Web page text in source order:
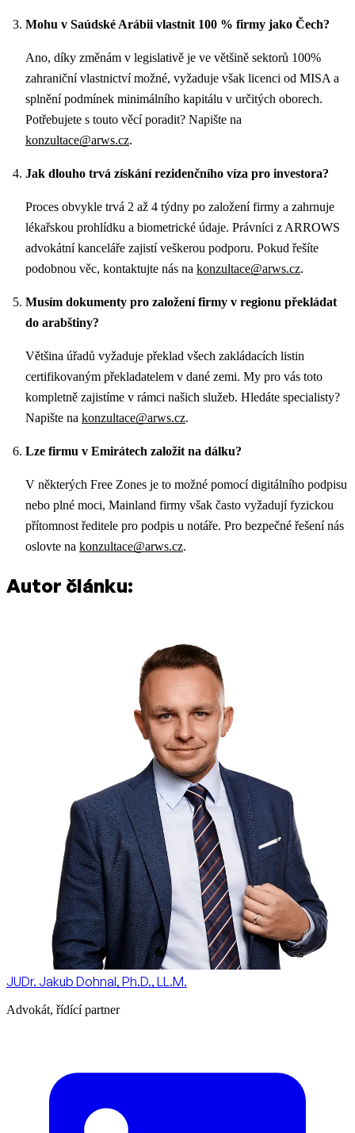
Mohu v Saúdské Arábii vlastnit 100 % firmy jako Čech?
Ano, díky změnám v legislativě je ve většině sektorů 100%
zahraniční vlastnictví možné, vyžaduje však licenci od MISA a
splnění podmínek minimálního kapitálu v určitých oborech.
Potřebujete s touto věcí poradit? Napište na
konzultace@arws.cz.
Jak dlouho trvá získání rezidenčního víza pro investora?
Proces obvykle trvá 2 až 4 týdny po založení firmy a zahrnuje
lékařskou prohlídku a biometrické údaje. Právníci z ARROWS
advokátní kanceláře zajistí veškerou podporu. Pokud řešíte
podobnou věc, kontaktujte nás na konzultace@arws.cz.
Musím dokumenty pro založení firmy v regionu překládat
do arabštiny?
Většina úřadů vyžaduje překlad všech zakládacích listin
certifikovaným překladatelem v dané zemi. My pro vás toto
kompletně zajistíme v rámci našich služeb. Hledáte specialisty?
Napište na konzultace@arws.cz.
Lze firmu v Emirátech založit na dálku?
V některých Free Zones je to možné pomocí digitálního podpisu
nebo plné moci, Mainland firmy však často vyžadují fyzickou
přítomnost ředitele pro podpis u notáře. Pro bezpečné řešení nás
oslovte na konzultace@arws.cz.
Autor článku:
JUDr. Jakub Dohnal, Ph.D., LL.M.
Advokát, řídící partner